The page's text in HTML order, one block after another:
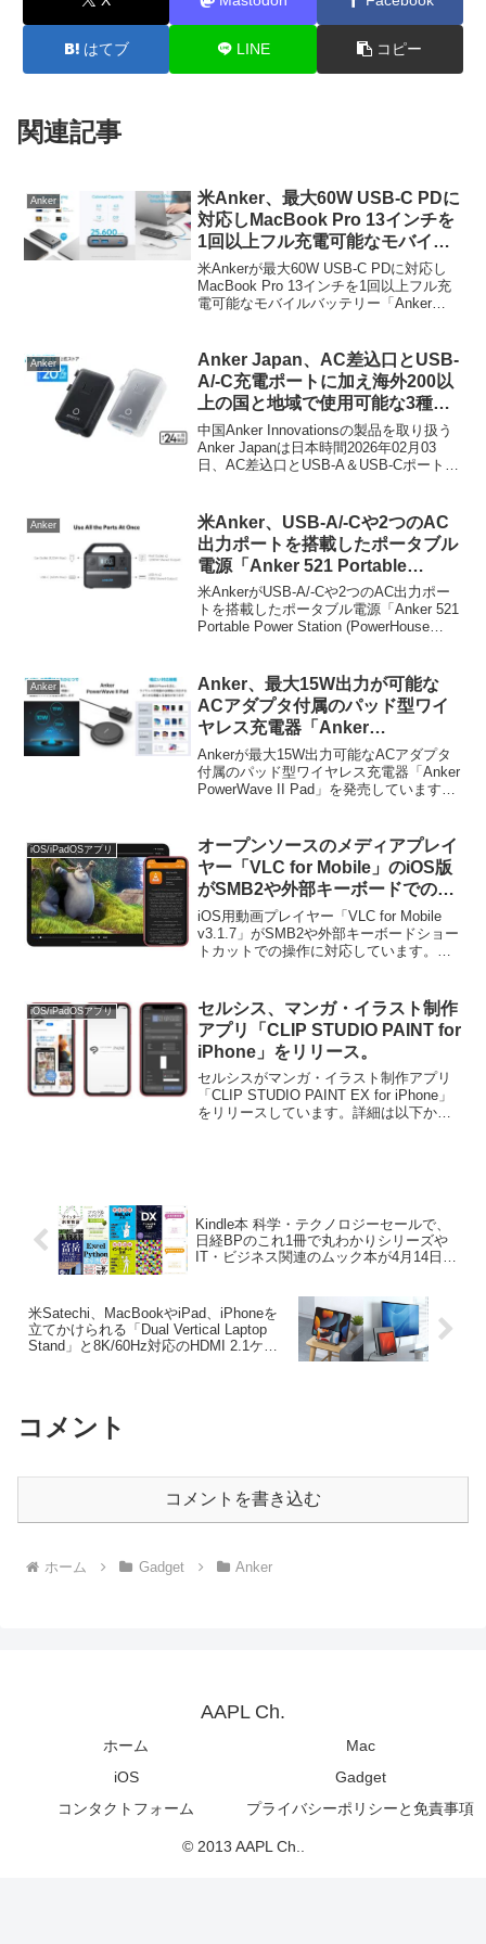
はてブ LINE コピー
関連記事
Anker
米Anker、最大60W USB-C PDに
対応しMacBook Pro 13インチを
1回以上フル充電可能なモバイル
バッテリー「Anker PowerCore
III Elite 25600 PD 60W with 65W
PD Charger」を発売。
米Ankerが最大60W USB-C PDに対応し
MacBook Pro 13インチを1回以上フル充
電可能なモバイルバッテリー「Anker
Anker
Anker Japan、AC差込口とUSB-
A/-C充電ポートに加え海外200以
上の国と地域で使用可能な3種類
の主要プラグを搭載した「Anker
Nano トラベルアダプタ (5-in-1,
20W)」を発売。
中国Anker Innovationsの製品を取り扱う
Anker Japanは日本時間2026年02月03
日、AC差込口とUSB-A＆USB-Cポートに
源アダプタ 「Anker Nano トラベルアダ
プタ (5-in-1, 20W) (SKU:A9215)」を新た
に発売しています。
Anker
米Anker、USB-A/-Cや2つのAC
出力ポートを搭載したポータブル
電源「Anker 521 Portable
Power Station (PowerHouse
256Wh)」を発売。
米AnkerがUSB-A/-Cや2つのAC出力ポー
トを搭載したポータブル電源「Anker 521
Portable Power Station (PowerHouse
Anker
Anker、最大15W出力が可能な
ACアダプタ付属のパッド型ワイ
ヤレス充電器「Anker
PowerWave II Pad」を発売。
Ankerが最大15W出力可能なACアダプタ
付属のパッド型ワイヤレス充電器「Anker
PowerWave II Pad」を発売しています。
iOS/iPadOSアプリ
オープンソースのメディアプレイ
ヤー「VLC for Mobile」のiOS版
がSMB2や外部キーボードでの操
作に対応。
iOS用動画プレイヤー「VLC for Mobile
v3.1.7」がSMB2や外部キーボードショー
トカットでの操作に対応しています。詳
iOS/iPadOSアプリ
セルシス、マンガ・イラスト制作
アプリ「CLIP STUDIO PAINT for
iPhone」をリリース。
セルシスがマンガ・イラスト制作アプリ
「CLIP STUDIO PAINT EX for iPhone」
をリリースしています。詳細は以下か
Kindle本 科学・テクノロジーセールで、
日経BPのこれ1冊で丸わかりシリーズや
IT・ビジネス関連のムック本が4月14日ま
米Satechi、MacBookやiPad、iPhoneを
立てかけられる「Dual Vertical Laptop
Stand」と8K/60Hz対応のHDMI 2.1ケー
コメント
コメントを書き込む
ホーム Gadget Anker
AAPL Ch.
ホーム
Mac
iOS
Gadget
コンタクトフォーム
プライバシーポリシーと免責事項
© 2013 AAPL Ch..